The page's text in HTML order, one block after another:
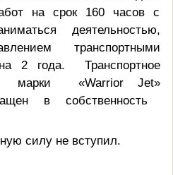
на срок 160 часов с
деятельностью,
транспортными
2 года. Транспортное
марки «Warrior Jet»
в собственность
силу не вступил.